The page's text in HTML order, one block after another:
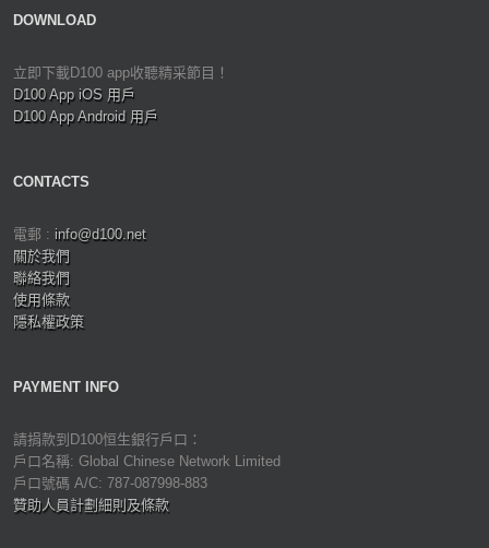
DOWNLOAD
立即下載D100 app收聽精采節目！
D100 App iOS 用戶
D100 App Android 用戶
CONTACTS
電郵 : info@d100.net
關於我們
聯絡我們
使用條款
隱私權政策
PAYMENT INFO
請捐款到D100恒生銀行戶口：
戶口名稱: Global Chinese Network Limited
戶口號碼 A/C: 787-087998-883
贊助人員計劃細則及條款